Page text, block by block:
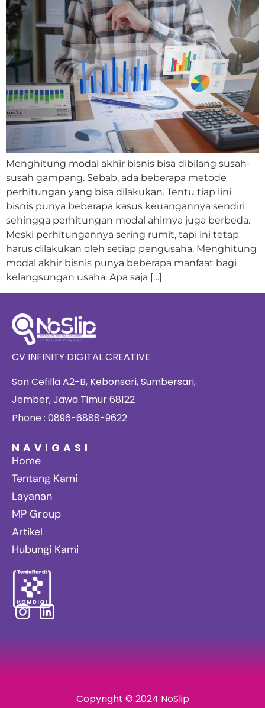
Menghitung modal akhir bisnis bisa dibilang susah-
susah gampang. Sebab, ada beberapa metode
perhitungan yang bisa dilakukan. Tentu tiap lini
bisnis punya beberapa kasus keuangannya sendiri
sehingga perhitungan modal ahirnya juga berbeda.
Meski perhitungannya sering rumit, tapi ini tetap
harus dilakukan oleh setiap pengusaha. Menghitung
modal akhir bisnis punya beberapa manfaat bagi
kelangsungan usaha. Apa saja […]
CV INFINITY DIGITAL CREATIVE
San Cefilla A2-B, Kebonsari, Sumbersari,
Jember, Jawa Timur 68122
Phone : 0896-6888-9622
NAVIGASI
Home
Tentang Kami
Layanan
MP Group
Artikel
Hubungi Kami
Copyright © 2024 NoSlip